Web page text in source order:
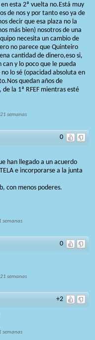
esta 2ª vuelta no.Está muy
de nos y por tanto eso ya de
decir que esa plaza no la
más bien) nosotros de una
necesita un cambio de
no parece que Quinteiro
cantidad de dinero,eso si,
y lo poco que le pueda
lo sé (opacidad absoluta en
quedan años de
de la 1ª RFEF mientras esté
semanas
0
han llegado a un acuerdo
e incorporarse a la junta
con menos poderes.
semanas
0
semanas
+2
semanas